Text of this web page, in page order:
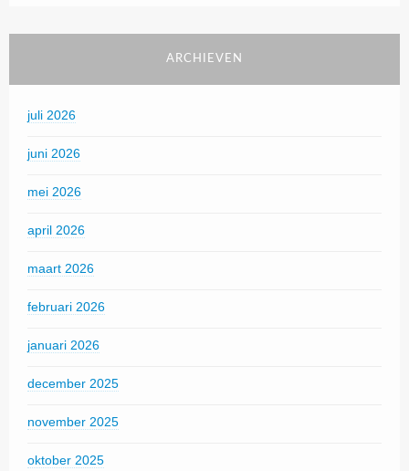
ARCHIEVEN
juli 2026
juni 2026
mei 2026
april 2026
maart 2026
februari 2026
januari 2026
december 2025
november 2025
oktober 2025